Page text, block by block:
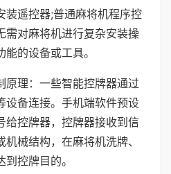
装遥控器;普通麻将机程序控
需对麻将机进行复杂安装操
的设备或工具。
原理：一些智能控牌器通过
设备连接。手机端软件预设
给控牌器，控牌器接收到信
械结构，在麻将机洗牌、
控牌目的。